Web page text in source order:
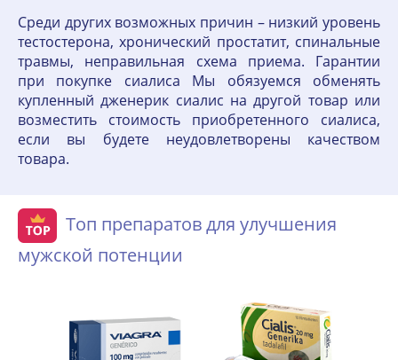
Среди других возможных причин – низкий уровень
тестостерона, хронический простатит, спинальные
травмы, неправильная схема приема. Гарантии
при покупке сиалиса Мы обязуемся обменять
купленный дженерик сиалис на другой товар или
возместить стоимость приобретенного сиалиса,
если вы будете неудовлетворены качеством
товара.
Топ препаратов для улучшения
мужской потенции